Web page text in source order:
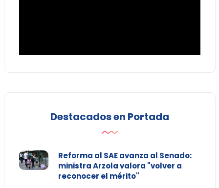
Destacados en Portada
Reforma al SAE avanza al Senado:
ministra Arzola valora "volver a
reconocer el mérito"